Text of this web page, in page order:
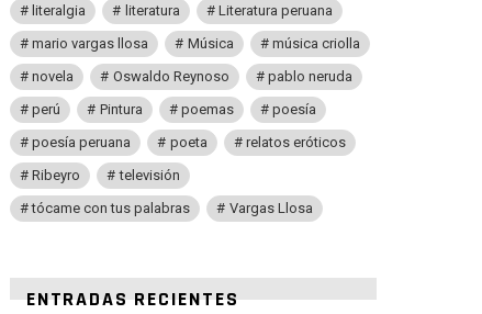
literalgia
literatura
Literatura peruana
mario vargas llosa
Música
música criolla
novela
Oswaldo Reynoso
pablo neruda
perú
Pintura poemas
poesía
poesía peruana
poeta
relatos eróticos
Ribeyro
televisión
tócame con tus palabras
Vargas Llosa
ENTRADAS RECIENTES